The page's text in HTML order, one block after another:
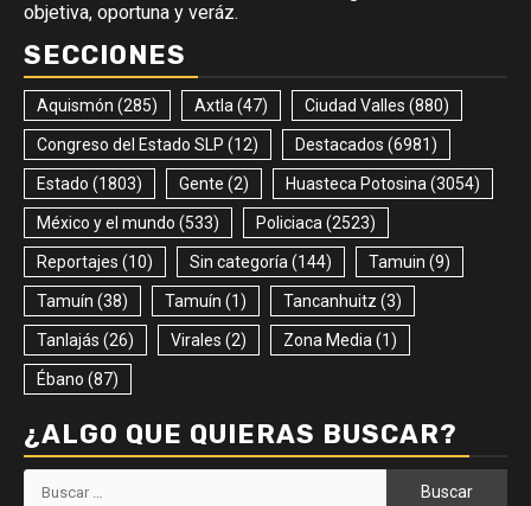
objetiva, oportuna y veráz.
SECCIONES
Aquismón (285) Axtla (47) Ciudad Valles (880)
Congreso del Estado SLP (12) Destacados (6981)
Estado (1803) Gente (2) Huasteca Potosina (3054)
México y el mundo (533) Policiaca (2523)
Reportajes (10) Sin categoría (144) Tamuin (9)
Tamuín (38) Tamuín (1) Tancanhuitz (3)
Tanlajás (26) Virales (2) Zona Media (1)
Ébano (87)
¿ALGO QUE QUIERAS BUSCAR?
Buscar: